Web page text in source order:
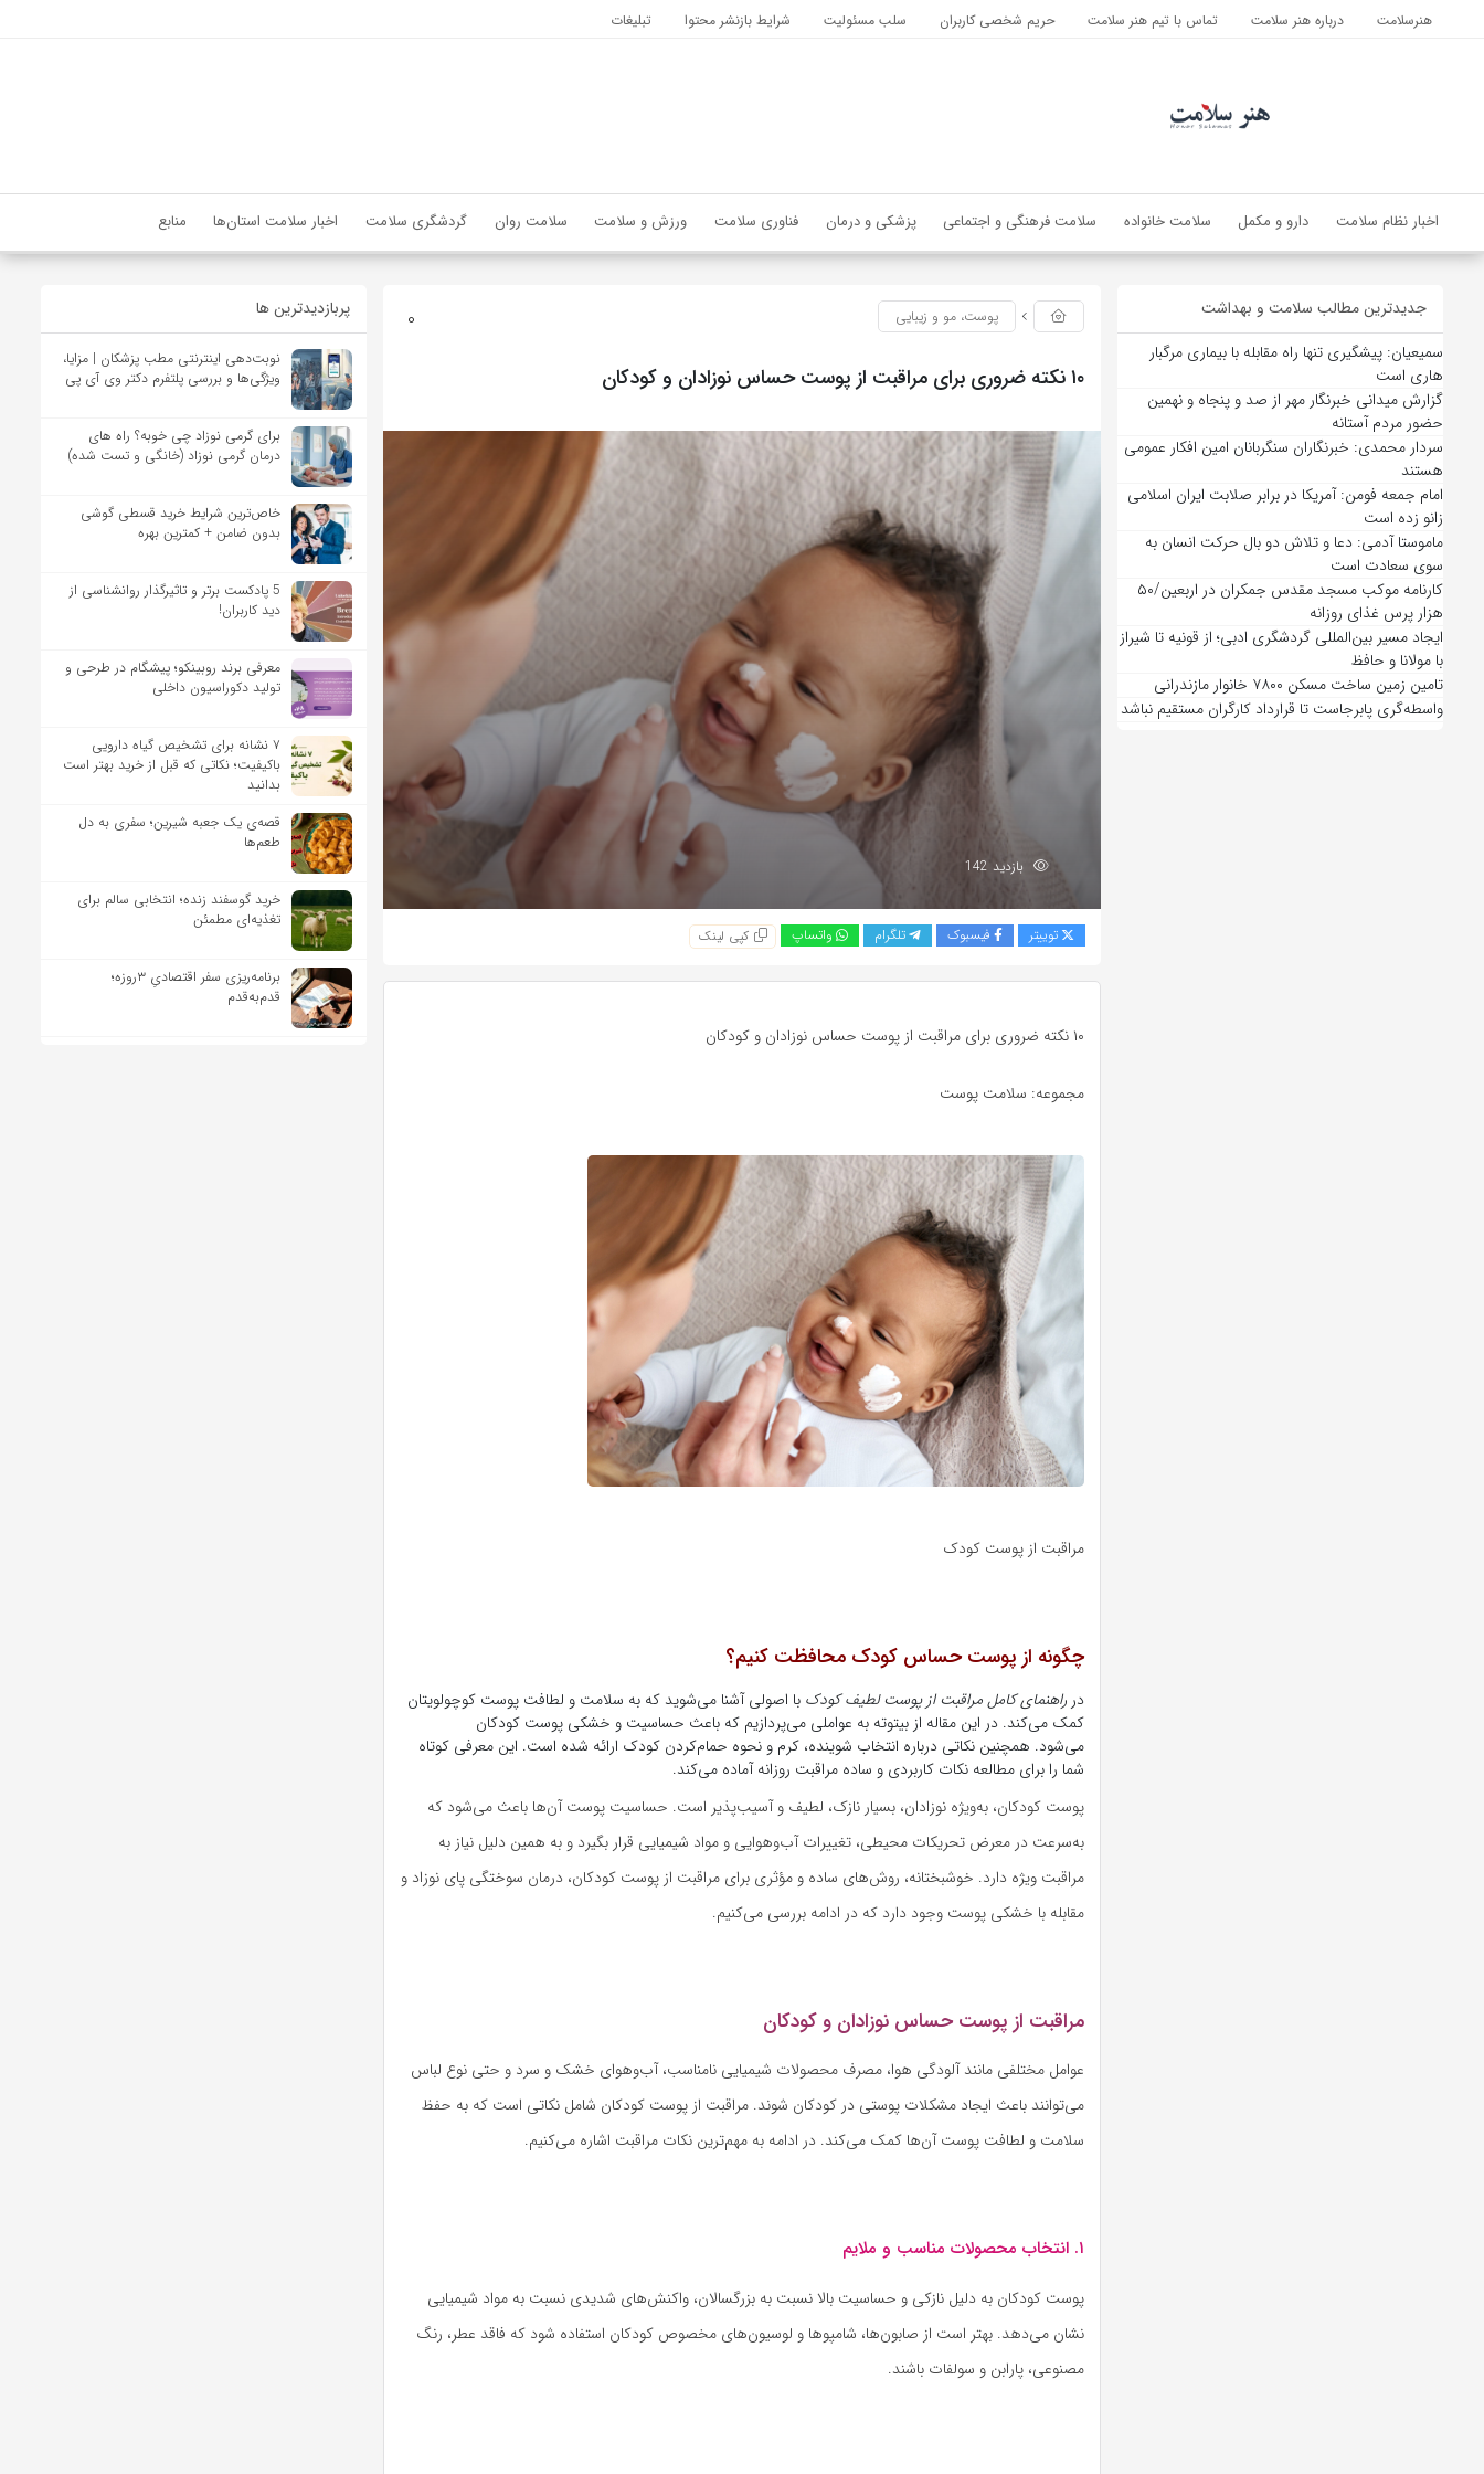
هنرسلامت درباره هنر سلامت تماس با تیم هنر سلامت حریم شخصی کاربران سلب مسئولیت شرایط بازنشر محتوا تبلیغات
اخبار نظام سلامت دارو و مکمل سلامت خانواده سلامت فرهنگی و اجتماعی پزشکی و درمان فناوری سلامت ورزش و سلامت سلامت روان گردشگری سلامت اخبار سلامت استان‌ها منابع
جدیدترین مطالب سلامت و بهداشت
سمیعیان: پیشگیری تنها راه مقابله با بیماری مرگبار
هاری است
گزارش میدانی خبرنگار مهر از صد و پنجاه و نهمین
حضور مردم آستانه
سردار محمدی: خبرنگاران سنگربانان امین افکار عمومی
هستند
امام جمعه فومن: آمریکا در برابر صلابت ایران اسلامی
زانو زده است
ماموستا آدمی: دعا و تلاش دو بال حرکت انسان به
سوی سعادت است
کارنامه موکب مسجد مقدس جمکران در اربعین/۵۰
هزار پرس غذای روزانه
ایجاد مسیر بین‌المللی گردشگری ادبی؛ از قونیه تا شیراز
با مولانا و حافظ
تامین زمین ساخت مسکن ۷۸۰۰ خانوار مازندرانی
واسطه‌گری پابرجاست تا قرارداد کارگران مستقیم نباشد
0 پوست، مو و زیبایی
۱۰ نکته ضروری برای مراقبت از پوست حساس نوزادان و کودکان
بازدید 142
توییتر فیسبوک تلگرام واتساپ کپی لینک
۱۰ نکته ضروری برای مراقبت از پوست حساس نوزادان و کودکان
مجموعه: سلامت پوست
مراقبت از پوست کودک
چگونه از پوست حساس کودک محافظت کنیم؟
در راهنمای کامل مراقبت از پوست لطیف کودک با اصولی آشنا می‌شوید که به سلامت و لطافت پوست کوچولویتان
کمک می‌کند. در این مقاله از بیتوته به عواملی می‌پردازیم که باعث حساسیت و خشکی پوست کودکان
می‌شود. همچنین نکاتی درباره انتخاب شوینده، کرم و نحوه حمام‌کردن کودک ارائه شده است. این معرفی کوتاه
شما را برای مطالعه نکات کاربردی و ساده مراقبت روزانه آماده می‌کند.
پوست کودکان، به‌ویژه نوزادان، بسیار نازک، لطیف و آسیب‌پذیر است. حساسیت پوست آن‌ها باعث می‌شود که
به‌سرعت در معرض تحریکات محیطی، تغییرات آب‌وهوایی و مواد شیمیایی قرار بگیرد و به همین دلیل نیاز به
مراقبت ویژه دارد. خوشبختانه، روش‌های ساده و مؤثری برای مراقبت از پوست کودکان، درمان سوختگی پای نوزاد و
مقابله با خشکی پوست وجود دارد که در ادامه بررسی می‌کنیم.
مراقبت از پوست حساس نوزادان و کودکان
عوامل مختلفی مانند آلودگی هوا، مصرف محصولات شیمیایی نامناسب، آب‌وهوای خشک و سرد و حتی نوع لباس
می‌توانند باعث ایجاد مشکلات پوستی در کودکان شوند. مراقبت از پوست کودکان شامل نکاتی است که به حفظ
سلامت و لطافت پوست آن‌ها کمک می‌کند. در ادامه به مهم‌ترین نکات مراقبت اشاره می‌کنیم.
۱. انتخاب محصولات مناسب و ملایم
پوست کودکان به دلیل نازکی و حساسیت بالا نسبت به بزرگسالان، واکنش‌های شدیدی نسبت به مواد شیمیایی
نشان می‌دهد. بهتر است از صابون‌ها، شامپوها و لوسیون‌های مخصوص کودکان استفاده شود که فاقد عطر، رنگ
مصنوعی، پارابن و سولفات باشند.
پربازدیدترین ها
نوبت‌دهی اینترنتی مطب پزشکان | مزایا،
ویژگی‌ها و بررسی پلتفرم دکتر وی آی پی
برای گرمی نوزاد چی خوبه؟ راه های
درمان گرمی نوزاد (خانگی و تست شده)
خاص‌ترین شرایط خرید قسطی گوشی
بدون ضامن + کمترین بهره
5 پادکست برتر و تاثیرگذار روانشناسی از
دید کاربران!
معرفی برند روبینکو؛ پیشگام در طرحی و
تولید دکوراسیون داخلی
۷ نشانه برای تشخیص گیاه دارویی
باکیفیت؛ نکاتی که قبل از خرید بهتر است
بدانید
قصه‌ی یک جعبه شیرین؛ سفری به دل
طعم‌ها
خرید گوسفند زنده؛ انتخابی سالم برای
تغذیه‌ای مطمئن
برنامه‌ریزی سفر اقتصادیِ ۳روزه؛
قدم‌به‌قدم